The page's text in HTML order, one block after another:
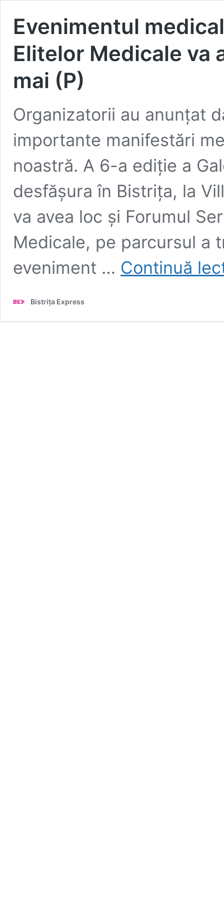
Evenimentul
Elitelor Medicale va
mai (P)
Organizatorii au anunțat
importante manifestări
noastră. A 6-a ediție a
desfășura în Bistrița, la
va avea loc și Forumul
Medicale, pe parcursul a
eveniment … Continuă
Bistrița Express